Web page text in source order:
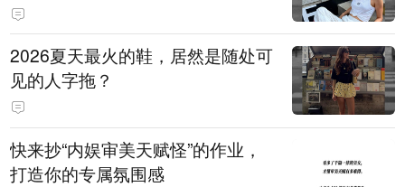
2026夏天最火的鞋，居然是随处可
见的人字拖？
快来抄“内娱审美天赋怪”的作业，
打造你的专属氛围感